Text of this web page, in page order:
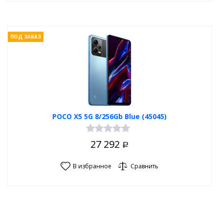
POCO X5 5G 8/256Gb Blue (45045)
ПОД ЗАКАЗ
27 292 Р
В избранное Сравнить